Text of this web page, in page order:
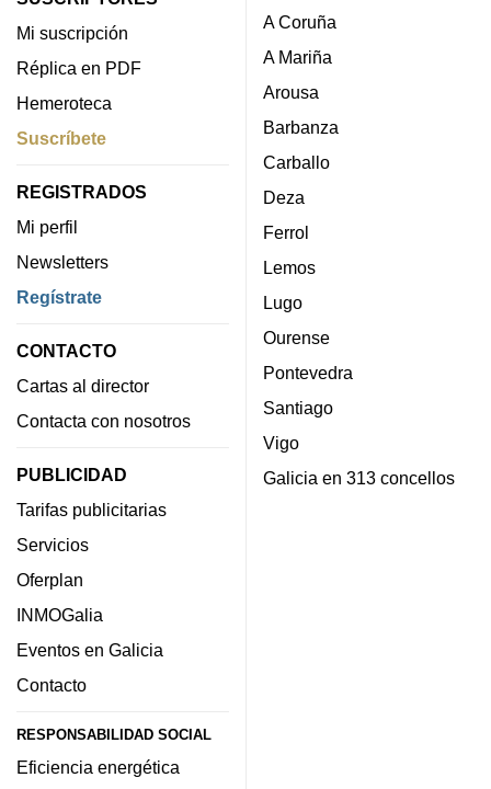
Mi suscripción
Réplica en PDF
Hemeroteca
Suscríbete
REGISTRADOS
Mi perfil
Newsletters
Regístrate
CONTACTO
Cartas al director
Contacta con nosotros
PUBLICIDAD
Tarifas publicitarias
Servicios
Oferplan
INMOGalia
Eventos en Galicia
Contacto
RESPONSABILIDAD SOCIAL
Eficiencia energética
A Coruña
A Mariña
Arousa
Barbanza
Carballo
Deza
Ferrol
Lemos
Lugo
Ourense
Pontevedra
Santiago
Vigo
Galicia en 313 concellos